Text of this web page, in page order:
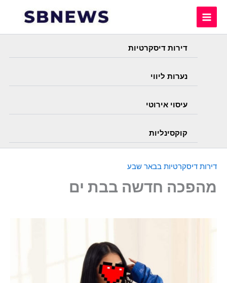
דירות דיסקרטיות
נערות ליווי
עיסוי אירוטי
קוקסינליות
דירות דיסקרטיות בבאר שבע
מהפכה חדשה בבת ים